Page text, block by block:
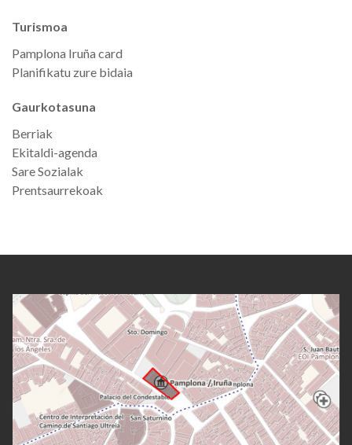
Turismoa
Pamplona Iruña card
Planifikatu zure bidaia
Gaurkotasuna
Berriak
Ekitaldi-agenda
Sare Sozialak
Prentsaurrekoak